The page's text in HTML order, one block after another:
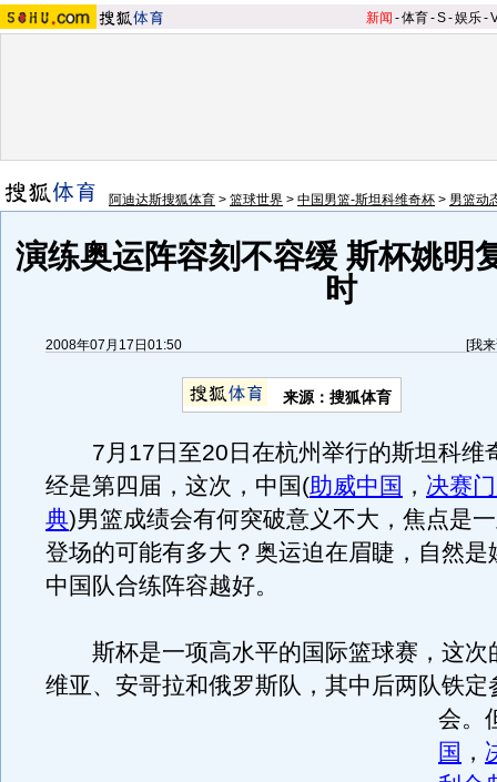
新闻 -体育-S-娱乐-
阿迪达斯搜狐体育 > 篮球世界 > 中国男篮-斯坦科维奇杯 > 男篮动
演练奥运阵容刻不容缓 斯杯姚明
时
2008年07月17日01:50 [我
来源：搜狐体育
7月17日至20日在杭州举行的斯坦科维
经是第四届，这次，中国(助威中国 ， 决赛
典)男篮成绩会有何突破意义不大，焦点是
登场的可能有多大？奥运迫在眉睫，自然是
中国队合练阵容越好。
斯杯是一项高水平的国际篮球赛，这次
维亚、安哥拉和俄罗斯队，其中后两队铁定
会。
国 ，